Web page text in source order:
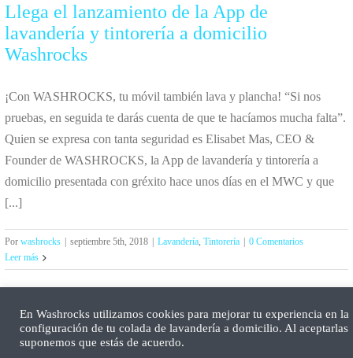
Llega el lanzamiento de la App de
lavandería y tintorería a domicilio
Washrocks
¡Con WASHROCKS, tu móvil también lava y plancha! “Si nos
pruebas, en seguida te darás cuenta de que te hacíamos mucha falta”.
Quien se expresa con tanta seguridad es Elisabet Mas, CEO &
Founder de WASHROCKS, la App de lavandería y tintorería a
domicilio presentada con gréxito hace unos días en el MWC y que
[...]
Por washrocks septiembre 5th, 2018 Lavandería, Tintorería
0 Comentarios
Leer más
En Washrocks utilizamos cookies para mejorar tu experiencia en la
configuración de tu colada de lavandería a domicilio. Al aceptarlas
suponemos que estás de acuerdo.